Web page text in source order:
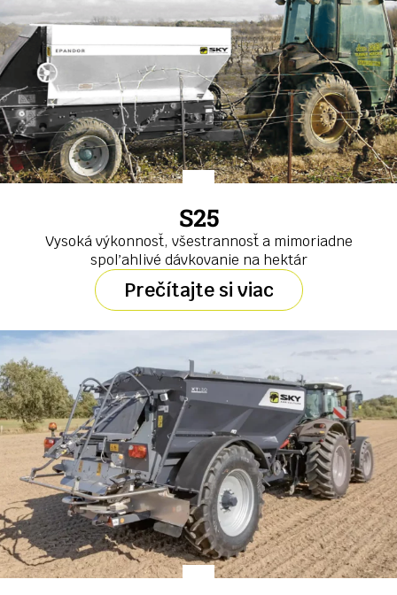
S25
Vysoká výkonnosť, všestrannosť a mimoriadne
spoľahlivé dávkovanie na hektár
Prečítajte si viac